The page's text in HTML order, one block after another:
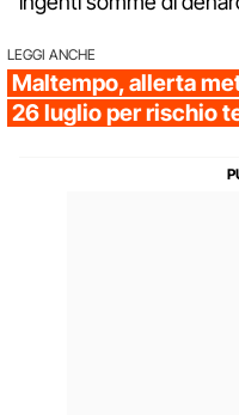
LEGGI ANCHE
Maltempo, allerta
26 luglio per rischio